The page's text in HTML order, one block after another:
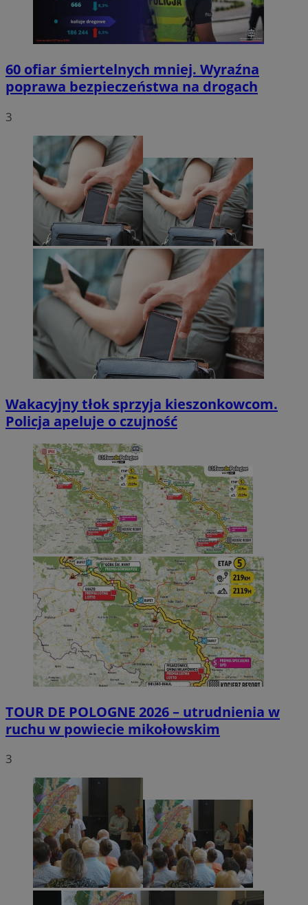
60 ofiar śmiertelnych mniej. Wyraźna
poprawa bezpieczeństwa na drogach
3
Wakacyjny tłok sprzyja kieszonkowcom.
Policja apeluje o czujność
TOUR DE POLOGNE 2026 – utrudnienia w
ruchu w powiecie mikołowskim
3